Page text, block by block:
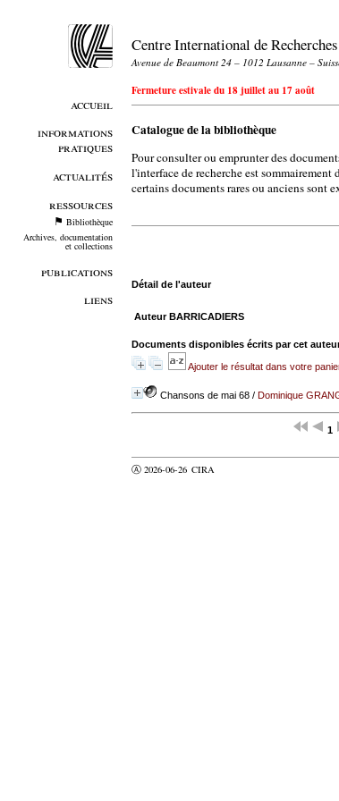
accueil
informations
pratiques
actualités
ressources
Bibliothèque
Archives, documentation
et collections
publications
liens
Centre International de
Avenue de Beaumont 24 – 1012 Lausanne –
Fermeture estivale du 18 juillet au 17 août
Catalogue de la bibliothèque
Pour consulter ou emprunter des
l'interface de recherche est sommairement
certains documents rares ou anciens sont
Détail de l'auteur
Auteur BARRICADIERS
Documents disponibles écrits par cet
Ajouter le résultat dans votre
Chansons de mai 68/ Dominique
1
Ⓐ 2026-06-26 CIRA